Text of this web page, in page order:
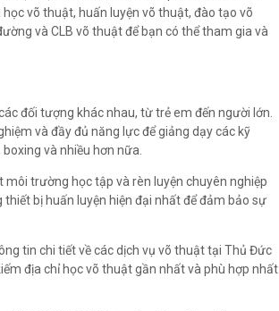
võ thuật, huấn luyện võ thuật, đào tạo võ
và CLB võ thuật để bạn có thể tham gia và
đối tượng khác nhau, từ trẻ em đến người lớn.
và đầy đủ năng lực để giảng dạy các kỹ
và nhiều hơn nữa.
trường học tập và rèn luyện chuyên nghiệp
bị huấn luyện hiện đại nhất để đảm bảo sự
tin chi tiết về các dịch vụ võ thuật tại Thủ Đức
địa chỉ học võ thuật gần nhất và phù hợp nhất